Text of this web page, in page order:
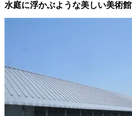
水庭に浮かぶような美しい美術館